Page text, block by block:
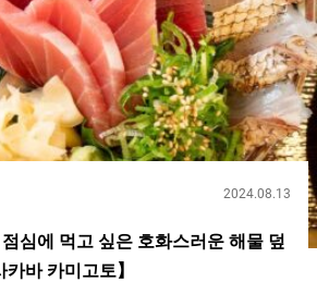
(된장구이)（Grilled Scallop with
메뉴라는 것도 있어서, 부드럽게 마무리된
이션에 빠져드는 사람들이 많습니다. 일본
온 관광객에게도 인기가 있는 것은 조미
때문입니다....
2024.08.13
심에 먹고 싶은 호화스러운 해물 덮
바 카미고토】